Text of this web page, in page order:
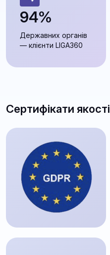
94%
Державних органів
— клієнти LIGA360
Сертифікати якості